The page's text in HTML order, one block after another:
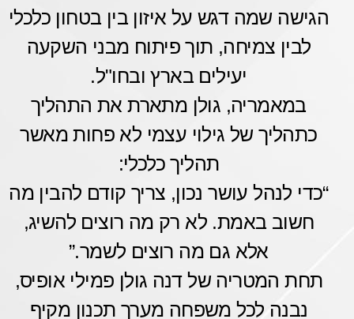
הגישה שמה דגש על איזון בין בטחון כלכלי
לבין צמיחה, תוך פיתוח מבני השקעה
יעילים בארץ ובחו"ל.
במאמריה, גולן מתארת את התהליך
כתהליך של גילוי עצמי לא פחות מאשר
תהליך כלכלי:
“כדי לנהל עושר נכון, צריך קודם להבין מה
חשוב באמת. לא רק מה רוצים להשיג,
אלא גם מה רוצים לשמר.”
תחת המטריה של דנה גולן פמילי אופיס,
נבנה לכל משפחה מערך תכנון מקיף